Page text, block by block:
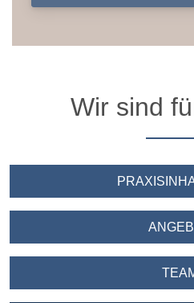
Wir sind